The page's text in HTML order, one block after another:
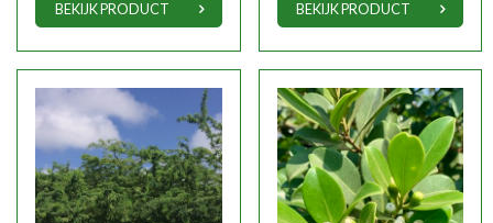
BEKIJK PRODUCT BEKIJK PRODUCT